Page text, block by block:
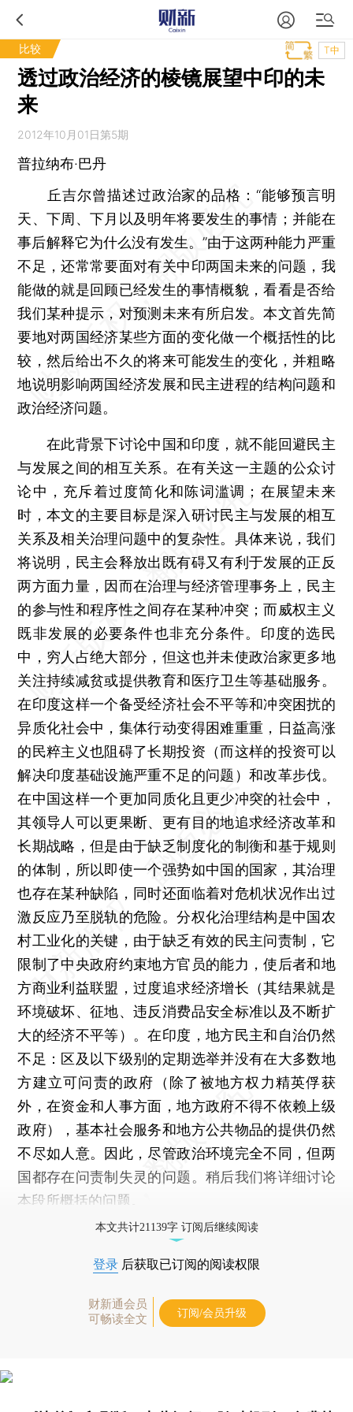
比较 T中
透过政治经济的棱镜展望中印的未
来
2012年10月01日第5期
普拉纳布·巴丹
丘吉尔曾描述过政治家的品格：“能够预言明
天、下周、下月以及明年将要发生的事情；并能在
事后解释它为什么没有发生。”由于这两种能力严重
不足，还常常要面对有关中印两国未来的问题，我
能做的就是回顾已经发生的事情概貌，看看是否给
我们某种提示，对预测未来有所启发。本文首先简
要地对两国经济某些方面的变化做一个概括性的比
较，然后给出不久的将来可能发生的变化，并粗略
地说明影响两国经济发展和民主进程的结构问题和
政治经济问题。
在此背景下讨论中国和印度，就不能回避民主
与发展之间的相互关系。在有关这一主题的公众讨
论中，充斥着过度简化和陈词滥调；在展望未来
时，本文的主要目标是深入研讨民主与发展的相互
关系及相关治理问题中的复杂性。具体来说，我们
将说明，民主会释放出既有碍又有利于发展的正反
两方面力量，因而在治理与经济管理事务上，民主
的参与性和程序性之间存在某种冲突；而威权主义
既非发展的必要条件也非充分条件。印度的选民
中，穷人占绝大部分，但这也并未使政治家更多地
关注持续减贫或提供教育和医疗卫生等基础服务。
在印度这样一个备受经济社会不平等和冲突困扰的
异质化社会中，集体行动变得困难重重，日益高涨
的民粹主义也阻碍了长期投资（而这样的投资可以
解决印度基础设施严重不足的问题）和改革步伐。
在中国这样一个更加同质化且更少冲突的社会中，
其领导人可以更果断、更有目的地追求经济改革和
长期战略，但是由于缺乏制度化的制衡和基于规则
的体制，所以即使一个强势如中国的国家，其治理
也存在某种缺陷，同时还面临着对危机状况作出过
激反应乃至脱轨的危险。分权化治理结构是中国农
村工业化的关键，由于缺乏有效的民主问责制，它
限制了中央政府约束地方官员的能力，使后者和地
方商业利益联盟，过度追求经济增长（其结果就是
环境破坏、征地、违反消费品安全标准以及不断扩
大的经济不平等）。在印度，地方民主和自治仍然
不足：区及以下级别的定期选举并没有在大多数地
方建立可问责的政府（除了被地方权力精英俘获
外，在资金和人事方面，地方政府不得不依赖上级
政府），基本社会服务和地方公共物品的提供仍然
不尽如人意。因此，尽管政治环境完全不同，但两
国都存在问责制失灵的问题。稍后我们将详细讨论
本段所概括的问题。
本文共计21139字 订阅后继续阅读
登录 后获取已订阅的阅读权限
财新通会员
可畅读全文
订阅/会员升级